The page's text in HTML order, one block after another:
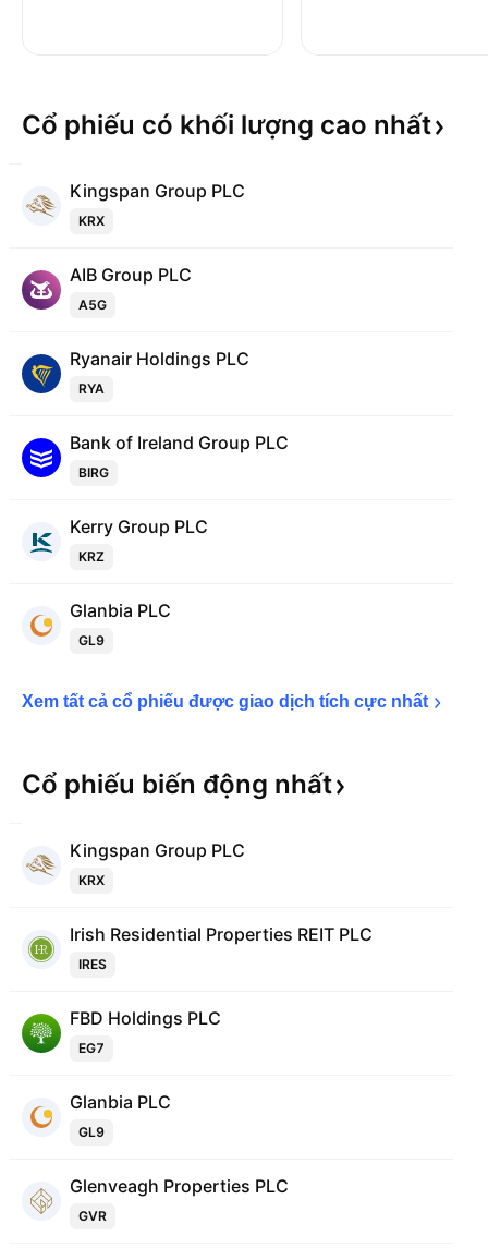
Cổ phiếu có khối lượng cao nhất
Kingspan Group PLC
KRX
AIB Group PLC
A5G
Ryanair Holdings PLC
RYA
Bank of Ireland Group PLC
BIRG
Kerry Group PLC
KRZ
Glanbia PLC
GL9
Xem tất cả cổ phiếu được giao dịch tích cực nhất
Cổ phiếu biến động nhất
Kingspan Group PLC
KRX
Irish Residential Properties REIT PLC
IRES
FBD Holdings PLC
EG7
Glanbia PLC
GL9
Glenveagh Properties PLC
GVR